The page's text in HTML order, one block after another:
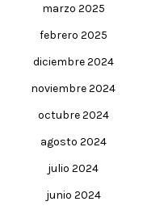
marzo 2025
febrero 2025
diciembre 2024
noviembre 2024
octubre 2024
agosto 2024
julio 2024
junio 2024